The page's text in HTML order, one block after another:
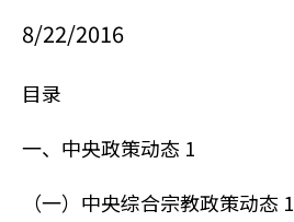
8/22/2016
目录
一、中央政策动态 1
（一）中央综合宗教政策动态 1